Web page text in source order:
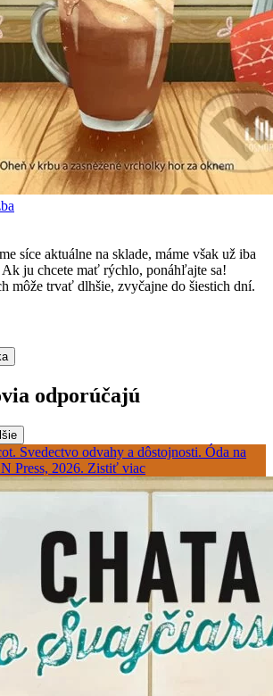
síce aktuálne na sklade, máme však už iba
Ak ju chcete mať rýchlo, ponáhľajte sa!
môže trvať dlhšie, zvyčajne do šiestich dní.
odporúčajú